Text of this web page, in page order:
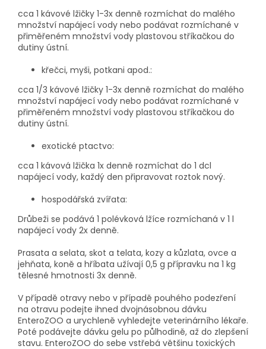
cca 1 kávové lžičky 1-3x denně rozmíchat do malého
množství napájecí vody nebo podávat rozmíchané v
přiměřeném množství vody plastovou stříkačkou do
dutiny ústní.
křečci, myši, potkani apod.:
cca 1/3 kávové lžičky 1-3x denně rozmíchat do malého
množství napájecí vody nebo podávat rozmíchané v
přiměřeném množství vody plastovou stříkačkou do
dutiny ústní.
exotické ptactvo:
cca 1 kávová lžička 1x denně rozmíchat do 1 dcl
napájecí vody, každý den připravovat roztok nový.
hospodářská zvířata:
Drůbeži se podává 1 polévková lžíce rozmíchaná v 1 l
napájecí vody 2x denně.
Prasata a selata, skot a telata, kozy a kůzlata, ovce a
jehňata, koně a hříbata užívají 0,5 g přípravku na 1 kg
tělesné hmotnosti 3x denně.
V případě otravy nebo v případě pouhého podezření
na otravu podejte ihned dvojnásobnou dávku
EnteroZOO a urychleně vyhledejte veterinárního lékaře.
Poté podávejte dávku gelu po půlhodině, až do zlepšení
stavu. EnteroZOO do sebe vstřebá většinu toxických